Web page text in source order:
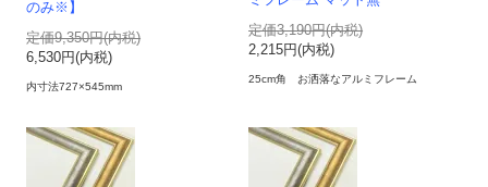
のみ※】
定価9,350円(内税)
6,530円(内税)
内寸法727×545mm
定価3,190円(内税)
2,215円(内税)
25cm角 お洒落なアルミフレーム